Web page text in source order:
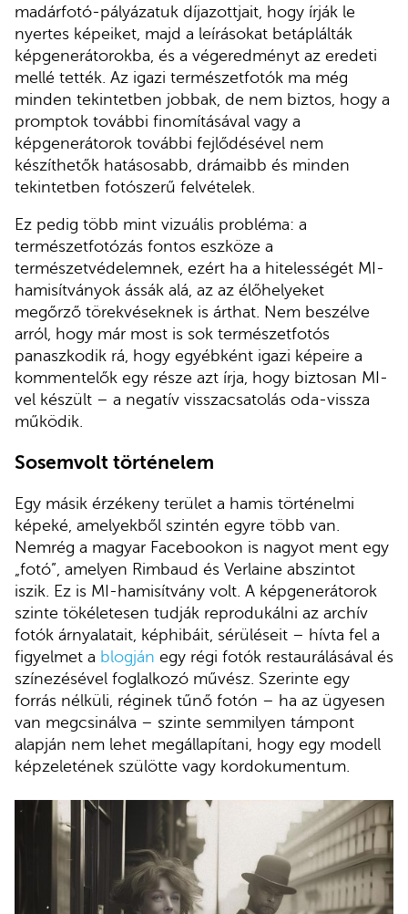
madárfotó-pályázatuk díjazottjait, hogy írják le
nyertes képeiket, majd a leírásokat betáplálták
képgenerátorokba, és a végeredményt az eredeti
mellé tették. Az igazi természetfotók ma még
minden tekintetben jobbak, de nem biztos, hogy a
promptok további finomításával vagy a
képgenerátorok további fejlődésével nem
készíthetők hatásosabb, drámaibb és minden
tekintetben fotószerű felvételek.
Ez pedig több mint vizuális probléma: a
természetfotózás fontos eszköze a
természetvédelemnek, ezért ha a hitelességét MI-
hamisítványok ássák alá, az az élőhelyeket
megőrző törekvéseknek is árthat. Nem beszélve
arról, hogy már most is sok természetfotós
panaszkodik rá, hogy egyébként igazi képeire a
kommentelők egy része azt írja, hogy biztosan MI-
vel készült – a negatív visszacsatolás oda-vissza
működik.
Sosemvolt történelem
Egy másik érzékeny terület a hamis történelmi
képeké, amelyekből szintén egyre több van.
Nemrég a magyar Facebookon is nagyot ment egy
„fotó”, amelyen Rimbaud és Verlaine abszintot
iszik. Ez is MI-hamisítvány volt. A képgenerátorok
szinte tökéletesen tudják reprodukálni az archív
fotók árnyalatait, képhibáit, sérüléseit – hívta fel a
figyelmet a blogján egy régi fotók restaurálásával és
színezésével foglalkozó művész. Szerinte egy
forrás nélküli, réginek tűnő fotón – ha az ügyesen
van megcsinálva – szinte semmilyen támpont
alapján nem lehet megállapítani, hogy egy modell
képzeletének szülötte vagy kordokumentum.